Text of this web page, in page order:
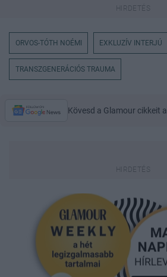
ORVOS-TÓTH NOÉMI EXKLUZÍV INTERJÚ
TRANSZGENERÁCIÓS TRAUMA
Kövesd a Glamour cikkeit a